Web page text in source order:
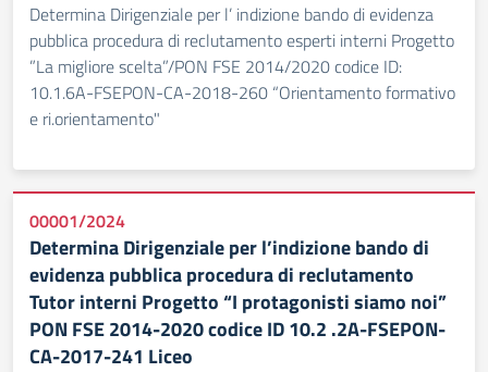
Determina Dirigenziale per l’ indizione bando di evidenza
pubblica procedura di reclutamento esperti interni Progetto
”La migliore scelta”/PON FSE 2014/2020 codice ID:
10.1.6A-FSEPON-CA-2018-260 “Orientamento formativo
e ri.orientamento"
00001/2024
Determina Dirigenziale per l’indizione bando di
evidenza pubblica procedura di reclutamento
Tutor interni Progetto “I protagonisti siamo noi”
PON FSE 2014-2020 codice ID 10.2 .2A-FSEPON-
CA-2017-241 Liceo